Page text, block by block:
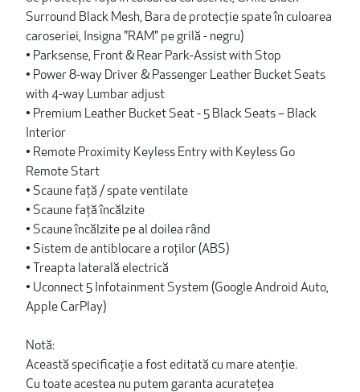
Surround Black Mesh, Bara de protecție spate în culoarea
caroseriei, Insigna "RAM" pe grilă - negru)
• Parksense, Front & Rear Park-Assist with Stop
• Power 8-way Driver & Passenger Leather Bucket Seats
with 4-way Lumbar adjust
• Premium Leather Bucket Seat - 5 Black Seats – Black
Interior
• Remote Proximity Keyless Entry with Keyless Go
Remote Start
• Scaune față / spate ventilate
• Scaune față încălzite
• Scaune încălzite pe al doilea rând
• Sistem de antiblocare a roților (ABS)
• Treapta laterală electrică
• Uconnect 5 Infotainment System (Google Android Auto,
Apple CarPlay)
Notă:
Această specificație a fost editată cu mare atenție.
Cu toate acestea nu putem garanta acuratețea